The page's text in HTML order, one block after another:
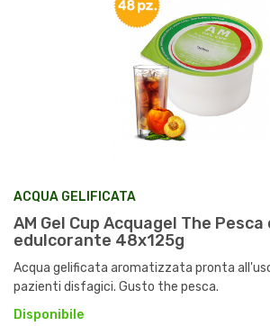
ACQUA GELIFICATA
AM Gel Cup Acquagel The Pesca
edulcorante 48x125g
Acqua gelificata aromatizzata pronta
pazienti disfagici. Gusto the pesca.
Disponibile